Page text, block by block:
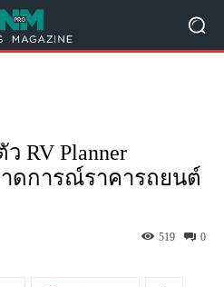
RV Planner
ดการณ์ราคารถยนต์
0
519